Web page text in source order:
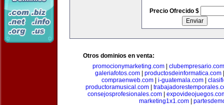
Precio Ofrecido $
Otros dominios en venta:
promocionymarketing.com| clubempresario.com
galeriafotos.com
productosdeinformatica.com
compraenweb.com| i-guatemala.com|
productoramusical.com
consejosprofesionales.com|
marketing1x1.com